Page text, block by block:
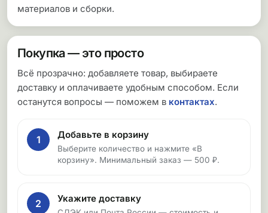
материалов и сборки.
Покупка — это просто
Всё прозрачно: добавляете товар, выбираете
доставку и оплачиваете удобным способом. Если
останутся вопросы — поможем в контактах.
1 Добавьте в корзину
Выберите количество и нажмите «В
корзину». Минимальный заказ — 500 ₽.
2 Укажите доставку